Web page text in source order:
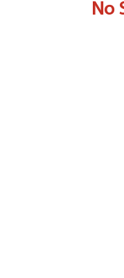
No